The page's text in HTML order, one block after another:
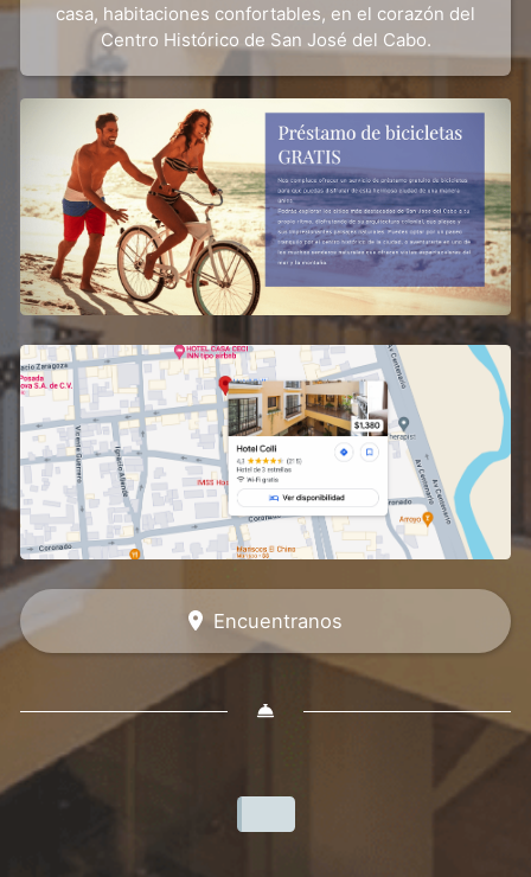
casa, habitaciones confortables, en el corazón del
Centro Histórico de San José del Cabo.
Encuentranos